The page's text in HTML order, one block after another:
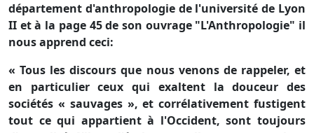
département d'anthropologie de l'université de Lyon
II et à la page 45 de son ouvrage "L'Anthropologie" il
nous apprend ceci:
« Tous les discours que nous venons de rappeler, et
en particulier ceux qui exaltent la douceur des
sociétés « sauvages », et corrélativement fustigent
tout ce qui appartient à l'Occident, sont toujours